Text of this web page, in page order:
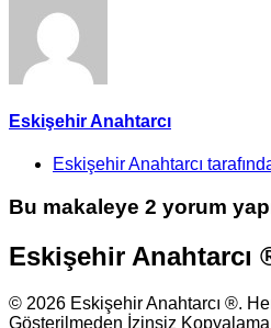
Eskişehir Anahtarcı
Eskişehir Anahtarcı
Bu makaleye 2 yorum
Eskişehir Anahtarcı
© 2026 Eskişehir Anahtarcı ®.
Gösterilmeden İzinsiz Kopyalama